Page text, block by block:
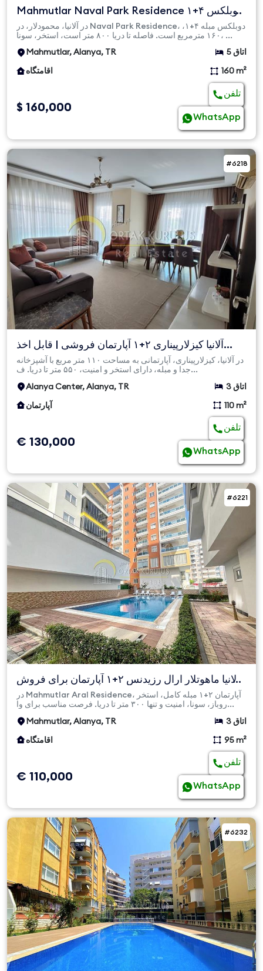
Mahmutlar Naval Park Residence دوبلکس ۴+۱
مبله برای فروش
در آلانیا، محمودلار، در Naval Park Residence، دوبلکس مبله ۴+۱،
۱۶۰ مترمربع است. فاصله تا دریا ۸۰۰ متر است، استخر، سونا، ...
Mahmutlar, Alanya, TR
5 اتاق
اقامتگاه
160 m²
$ 160,000
تلفن
WhatsApp
#6218
آلانیا کیزلارپیناری ۲+۱ آپارتمان فروشی | قابل اخذ
شهروندی
در آلانیا، کیزلارپیناری، آپارتمانی به مساحت ۱۱۰ متر مربع با آشپزخانه
جدا و مبله، دارای استخر و امنیت، ۵۵۰ متر تا دریا. ف...
Alanya Center, Alanya, TR
3 اتاق
آپارتمان
110 m²
€ 130,000
تلفن
WhatsApp
#6221
آلانیا ماهوتلار ارال رزیدنس ۲+۱ آپارتمان برای فروش
۳۰۰ متر ت...
در Mahmutlar Aral Residence، آپارتمان ۲+۱ مبله کامل، استخر
روباز، سونا، امنیت و تنها ۳۰۰ متر تا دریا. فرصت مناسب برای وا...
Mahmutlar, Alanya, TR
3 اتاق
اقامتگاه
95 m²
€ 110,000
تلفن
WhatsApp
#6232